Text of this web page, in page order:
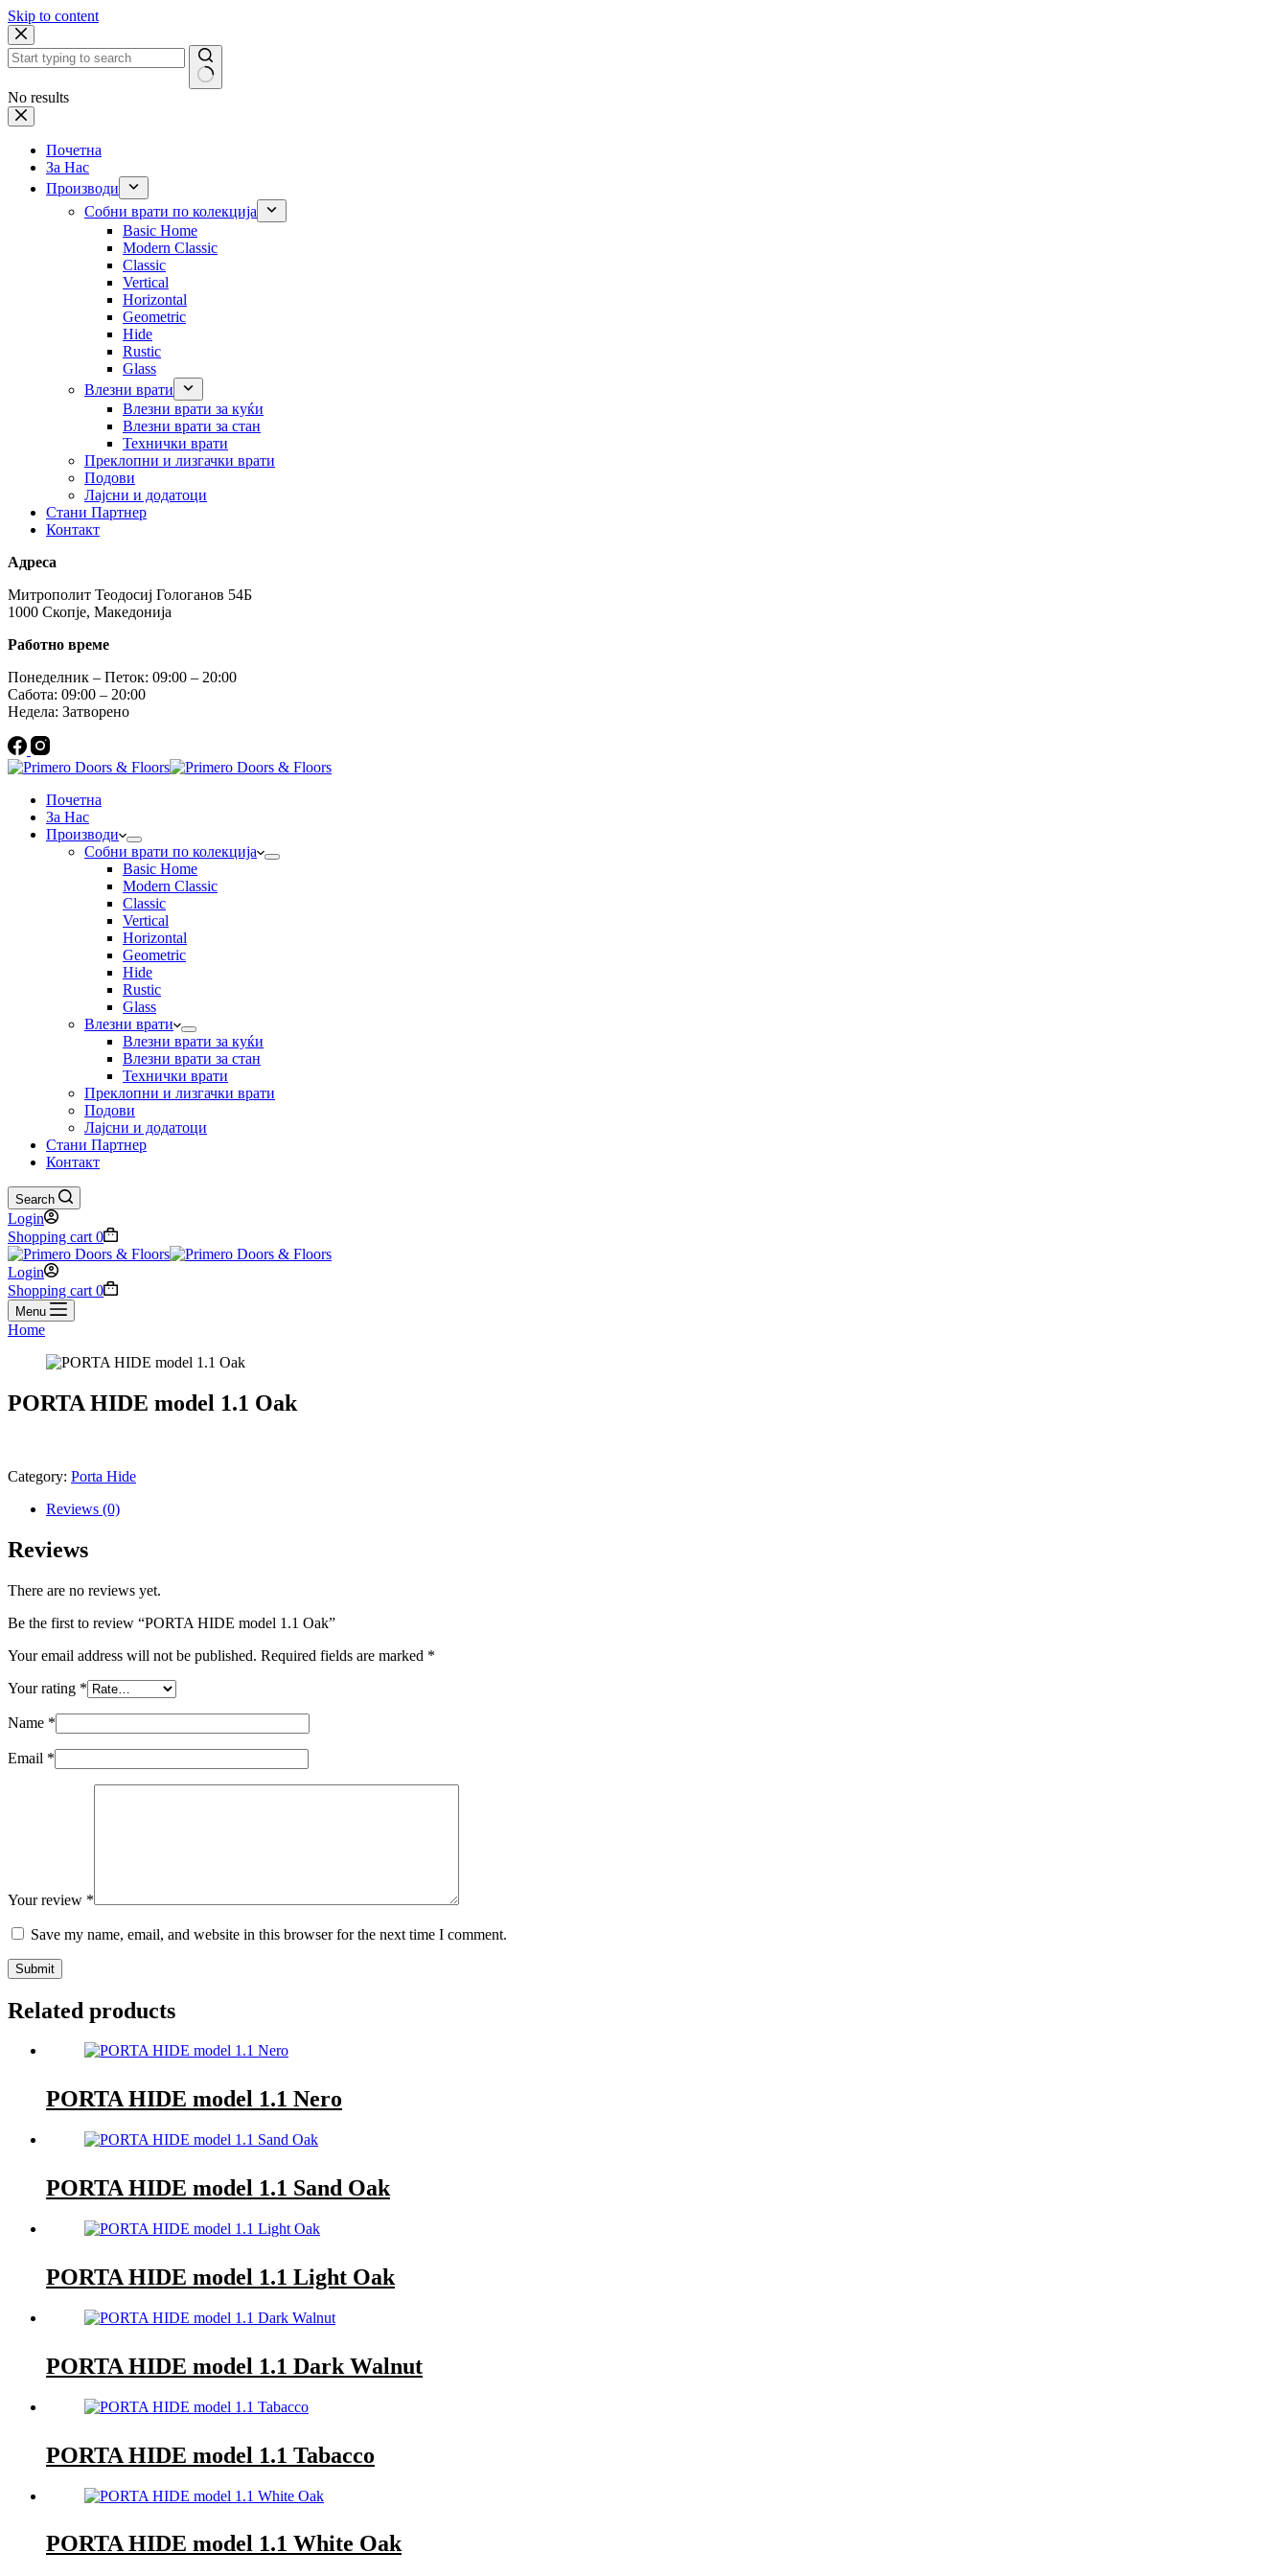
Skip to content
No results
Почетна
За Нас
Производи
Собни врати по колекција
Basic Home
Modern Classic
Classic
Vertical
Horizontal
Geometric
Hide
Rustic
Glass
Влезни врати
Влезни врати за куќи
Влезни врати за стан
Технички врати
Преклопни и лизгачки врати
Подови
Лајсни и додатоци
Стани Партнер
Контакт
Адреса
Митрополит Теодосиј Гологанов 54Б
1000 Скопје, Македонија
Работно време
Понеделник – Петок: 09:00 – 20:00
Сабота: 09:00 – 20:00
Недела: Затворено
Почетна
За Нас
Производи
Собни врати по колекција
Basic Home
Modern Classic
Classic
Vertical
Horizontal
Geometric
Hide
Rustic
Glass
Влезни врати
Влезни врати за куќи
Влезни врати за стан
Технички врати
Преклопни и лизгачки врати
Подови
Лајсни и додатоци
Стани Партнер
Контакт
Search
Login
Shopping cart 0
Login
Shopping cart 0
Menu
Home
PORTA HIDE model 1.1 Oak
Category: Porta Hide
Reviews (0)
Reviews
There are no reviews yet.
Be the first to review “PORTA HIDE model 1.1 Oak”
Your email address will not be published. Required fields are marked *
Your rating *
Name *
Email *
Your review *
Save my name, email, and website in this browser for the next time I comment.
Submit
Related products
PORTA HIDE model 1.1 Nero
PORTA HIDE model 1.1 Sand Oak
PORTA HIDE model 1.1 Light Oak
PORTA HIDE model 1.1 Dark Walnut
PORTA HIDE model 1.1 Tabacco
PORTA HIDE model 1.1 White Oak